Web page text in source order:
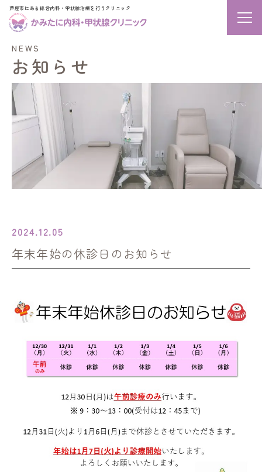
芦屋市にある総合内科・甲状腺治療を行うクリニック
メニ
お知らせ
NEWS
2024.12.05
年末年始の休診日のお知らせ